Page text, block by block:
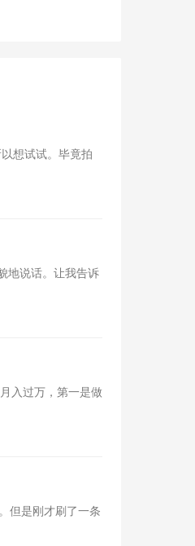
想试试。毕竟拍
地说话。让我告诉
入过万，第一是做
但是刚才刷了一条